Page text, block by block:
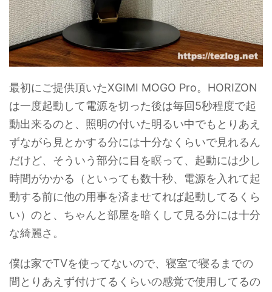
最初にご提供頂いたXGIMI MOGO Pro。HORIZON
は一度起動して電源を切った後は毎回5秒程度で起
動出来るのと、照明の付いた明るい中でもとりあえ
ずながら見とかする分には十分なくらいで見れるん
だけど、そういう部分に目を瞑って、起動には少し
時間がかかる（といっても数十秒、電源を入れて起
動する前に他の用事を済ませてれば起動してるくら
い）のと、ちゃんと部屋を暗くして見る分には十分
な綺麗さ。
僕は家でTVを使ってないので、寝室で寝るまでの
間とりあえず付けてるくらいの感覚で使用してるの